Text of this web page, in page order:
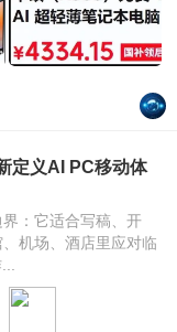
定义AI PC移动体
：它适合写稿、开
机场、酒店里应对临